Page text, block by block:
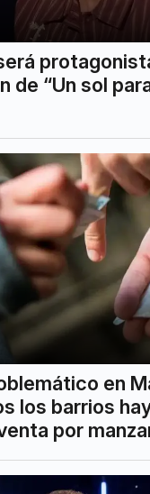
de “Un sol
en
los barrios
por